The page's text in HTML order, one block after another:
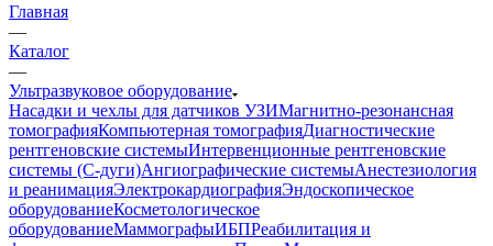
Главная
—
Каталог
—
Ультразвуковое оборудование
Насадки и чехлы для датчиков УЗИМагнитно-резонансная
томографияКомпьютерная томографияДиагностические
рентгеновские системыИнтервенционные рентгеновские
системы (С-дуги)Ангиографические системыАнестезиология
и реанимацияЭлектрокардиографияЭндоскопическое
оборудованиеКосметологическое
оборудованиеМаммографыИБПРеабилитация и